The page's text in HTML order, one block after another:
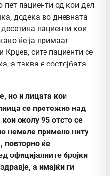
пет пациенти од кои дел
додека во дневната
пациенти кои
ќе ја примаат
Крџев, сите пациенти се
а таква е состојбата
но и лицата кои
се претежно над
околу 95 отсто се
немале примено ниту
повторно ќе
официјалните бројки
а имајќи ги